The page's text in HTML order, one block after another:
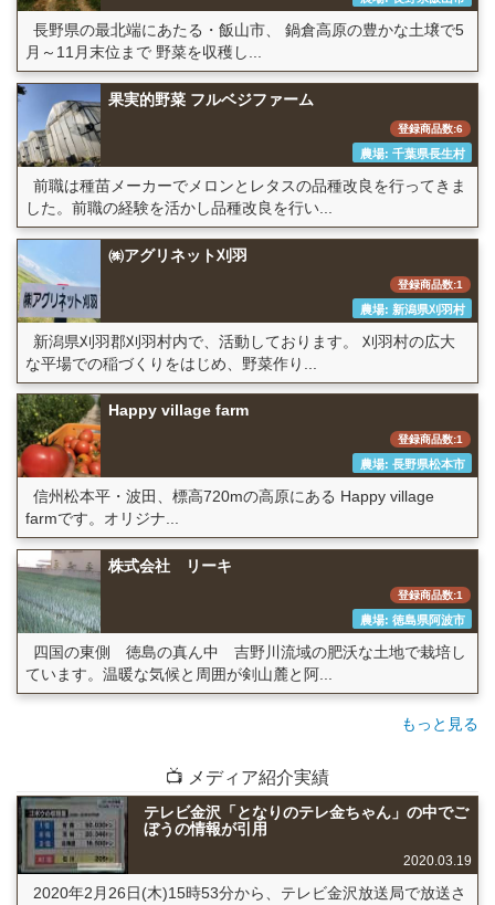
長野県の最北端にあたる・飯山市、 鍋倉高原の豊かな土壌で5
月～11月末位まで 野菜を収穫し...
果実的野菜 フルベジファーム
登録商品数:6
農場: 千葉県長生村
前職は種苗メーカーでメロンとレタスの品種改良を行ってきま
した。前職の経験を活かし品種改良を行い...
㈱アグリネット刈羽
登録商品数:1
農場: 新潟県刈羽村
新潟県刈羽郡刈羽村内で、活動しております。 刈羽村の広大
な平場での稲づくりをはじめ、野菜作り...
Happy village farm
登録商品数:1
農場: 長野県松本市
信州松本平・波田、標高720mの高原にある Happy village
farmです。オリジナ...
株式会社 リーキ
登録商品数:1
農場: 徳島県阿波市
四国の東側 徳島の真ん中 吉野川流域の肥沃な土地で栽培し
ています。温暖な気候と周囲が剣山麓と阿...
もっと見る
📺 メディア紹介実績
テレビ金沢「となりのテレ金ちゃん」の中でご
ぼうの情報が引用
2020.03.19
2020年2月26日(木)15時53分から、テレビ金沢放送局で放送さ